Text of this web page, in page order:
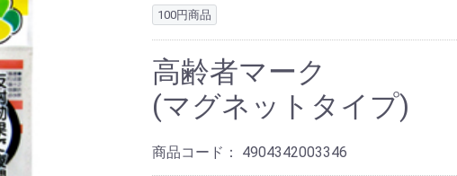
100円商品
高齢者マーク
(マグネットタイプ)
商品コード： 4904342003346